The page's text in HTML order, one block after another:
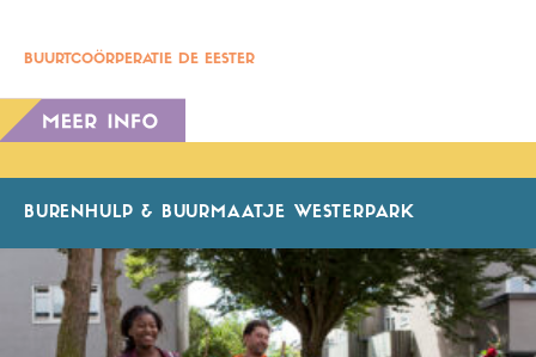
BUURTCOÖRPERATIE DE EESTER
BURENHULP & BUURMAATJE WESTERPARK